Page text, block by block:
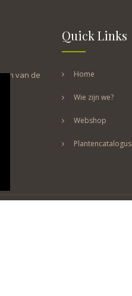
van de
Quick Links
Home
Wie zijn we?
Webshop
Plantencatalogus